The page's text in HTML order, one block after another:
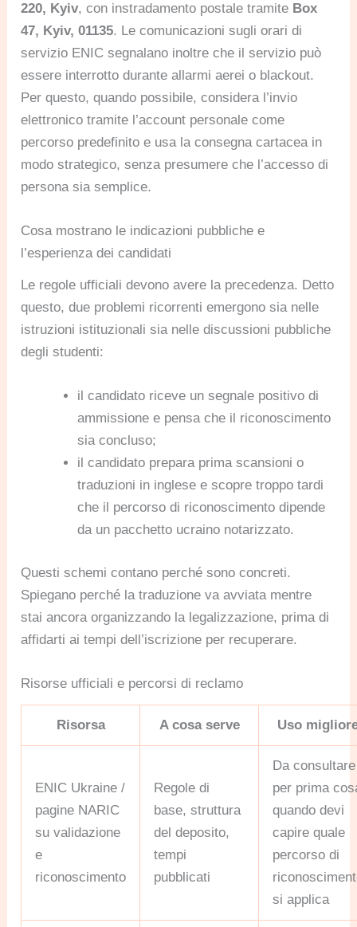
220, Kyiv, con instradamento postale tramite Box
47, Kyiv, 01135. Le comunicazioni sugli orari di
servizio ENIC segnalano inoltre che il servizio può
essere interrotto durante allarmi aerei o blackout.
Per questo, quando possibile, considera l’invio
elettronico tramite l’account personale come
percorso predefinito e usa la consegna cartacea in
modo strategico, senza presumere che l’accesso di
persona sia semplice.
Cosa mostrano le indicazioni pubbliche e
l’esperienza dei candidati
Le regole ufficiali devono avere la precedenza. Detto
questo, due problemi ricorrenti emergono sia nelle
istruzioni istituzionali sia nelle discussioni pubbliche
degli studenti:
il candidato riceve un segnale positivo di
ammissione e pensa che il riconoscimento
sia concluso;
il candidato prepara prima scansioni o
traduzioni in inglese e scopre troppo tardi
che il percorso di riconoscimento dipende
da un pacchetto ucraino notarizzato.
Questi schemi contano perché sono concreti.
Spiegano perché la traduzione va avviata mentre
stai ancora organizzando la legalizzazione, prima di
affidarti ai tempi dell’iscrizione per recuperare.
Risorse ufficiali e percorsi di reclamo
Risorsa A cosa serve Uso
ENIC Ukraine /
pagine NARIC
su validazione
e
riconoscimento
Regole di
base, struttura
del deposito,
tempi
pubblicati
Da consultare
per prima
quando devi
capire quale
percorso di
si applica